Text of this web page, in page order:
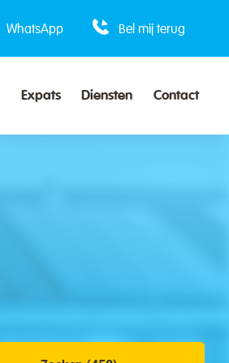
WhatsApp Bel mij terug
Expats Diensten Contact